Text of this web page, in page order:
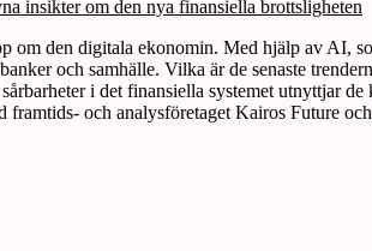
insikter om den nya finansiella brottsligheten
om den digitala ekonomin. Med hjälp av AI,
och samhälle. Vilka är de senaste
i det finansiella systemet utnyttjar
framtids- och analysföretaget Kairos Future